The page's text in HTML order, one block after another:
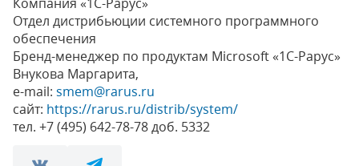
Отдел дистрибьюции системного программного
обеспечения
Бренд-менеджер по продуктам Microsoft «1С-Рарус»
Внукова Маргарита,
e-mail: smem@rarus.ru
сайт: https://rarus.ru/distrib/system/
тел. +7 (495) 642-78-78 доб. 5332